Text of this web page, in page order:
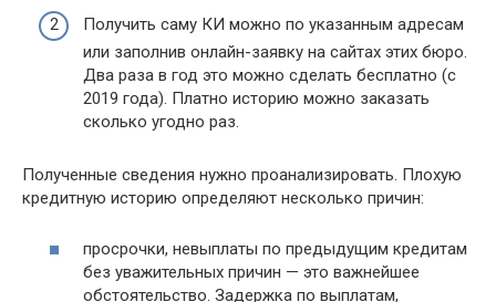
Получить саму КИ можно по указанным адресам
или заполнив онлайн-заявку на сайтах этих бюро.
Два раза в год это можно сделать бесплатно (с
2019 года). Платно историю можно заказать
сколько угодно раз.
Полученные сведения нужно проанализировать. Плохую
кредитную историю определяют несколько причин:
просрочки, невыплаты по предыдущим кредитам
без уважительных причин — это важнейшее
обстоятельство. Задержка по выплатам,